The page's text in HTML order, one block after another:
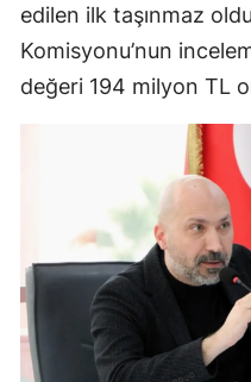
edilen ilk taşınmaz
Komisyonu’nun
değeri 194 milyon TL